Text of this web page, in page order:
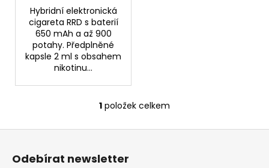
Hybridní elektronická
cigareta RRD s baterií
650 mAh a až 900
potahy. Předplněné
kapsle 2 ml s obsahem
nikotinu...
O
v
1 položek celkem
Z
Odebírat newsletter